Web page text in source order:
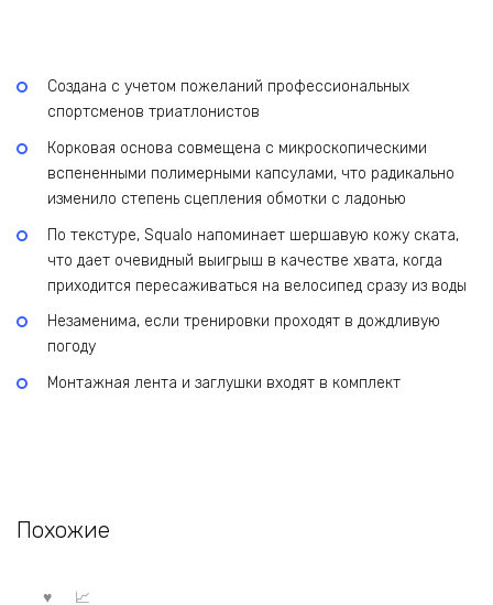
Создана с учетом пожеланий профессиональных
спортсменов триатлонистов
Корковая основа совмещена с микроскопическими
вспененными полимерными капсулами, что радикально
изменило степень сцепления обмотки с ладонью
По текстуре, Squalo напоминает шершавую кожу ската,
что дает очевидный выигрыш в качестве хвата, когда
приходится пересаживаться на велосипед сразу из воды
Незаменима, если тренировки проходят в дождливую
погоду
Монтажная лента и заглушки входят в комплект
Похожие